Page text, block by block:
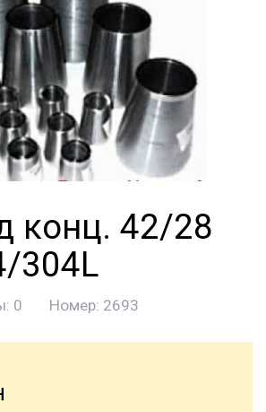
конц. 42/28
304L
0 Номер: 2693